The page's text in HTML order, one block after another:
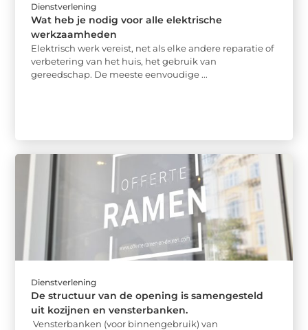
Dienstverlening
Wat heb je nodig voor alle elektrische
werkzaamheden
Elektrisch werk vereist, net als elke andere reparatie of
verbetering van het huis, het gebruik van
gereedschap. De meeste eenvoudige ...
Dienstverlening
De structuur van de opening is samengesteld
uit kozijnen en vensterbanken.
Vensterbanken (voor binnengebruik) van